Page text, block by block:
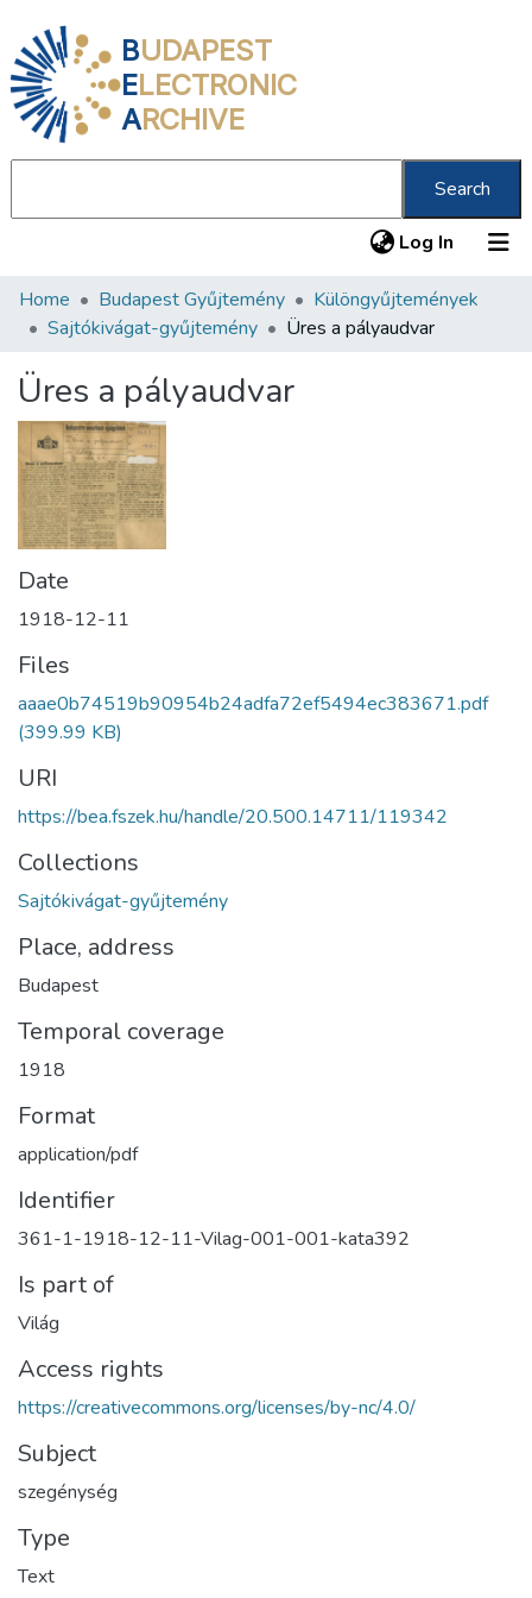
BUDAPEST
ELECTRONIC
ARCHIVE
Search
Log In (current)
Communities & Collections
Statistics
About us
Home Budapest Gyűjtemény
Különgyűjtemények
Sajtókivágat-gyűjtemény
Üres a pályaudvar
Üres a pályaudvar
Date
1918-12-11
Files
aaae0b74519b90954b24adfa72ef5494ec383671.pdf
(399.99 KB)
URI
https://bea.fszek.hu/handle/20.500.14711/119342
Collections
Sajtókivágat-gyűjtemény
Place, address
Budapest
Temporal coverage
1918
Format
application/pdf
Identifier
361-1-1918-12-11-Vilag-001-001-kata392
Is part of
Világ
Access rights
https://creativecommons.org/licenses/by-nc/4.0/
Subject
szegénység
Type
Text